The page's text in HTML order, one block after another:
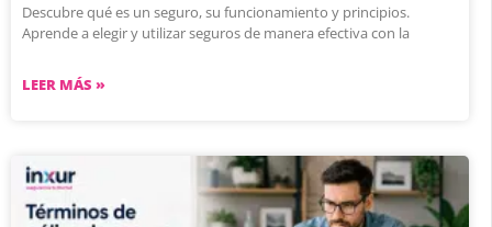
Descubre qué es un seguro, su funcionamiento y principios.
Aprende a elegir y utilizar seguros de manera efectiva con la
LEER MÁS »